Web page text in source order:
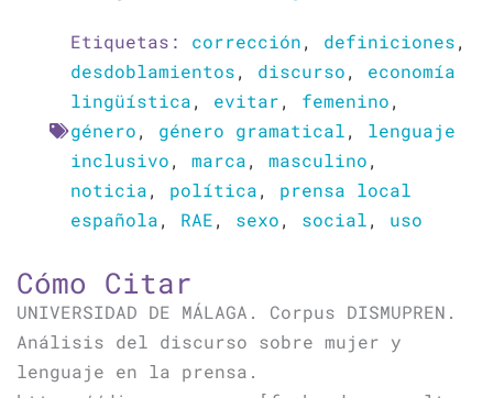
Etiquetas: corrección, definiciones,
desdoblamientos, discurso, economía
lingüística, evitar, femenino,
género, género gramatical, lenguaje
inclusivo, marca, masculino,
noticia, política, prensa local
española, RAE, sexo, social, uso
Cómo Citar
UNIVERSIDAD DE MÁLAGA. Corpus DISMUPREN.
Análisis del discurso sobre mujer y
lenguaje en la prensa.